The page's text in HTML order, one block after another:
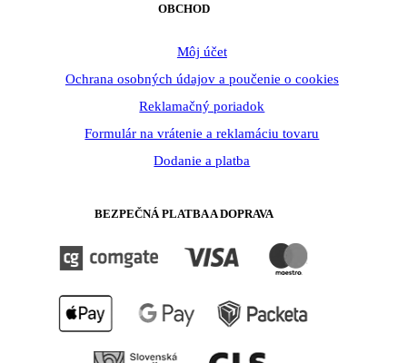
OBCHOD
Môj účet
Ochrana osobných údajov a poučenie o cookies
Reklamačný poriadok
Formulár na vrátenie a reklamáciu tovaru
Dodanie a platba
BEZPEČNÁ PLATBA A DOPRAVA